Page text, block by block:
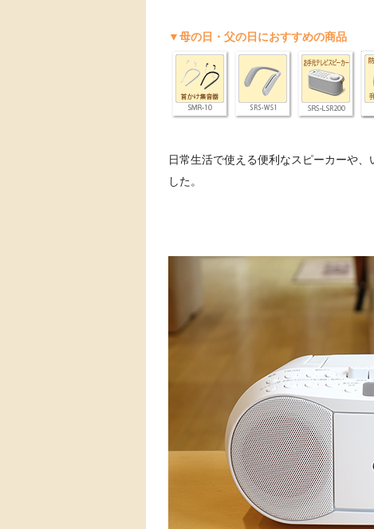
▼母の日・父の日におすすめの商品
日常生活で使える便利なスピーカーや
した。